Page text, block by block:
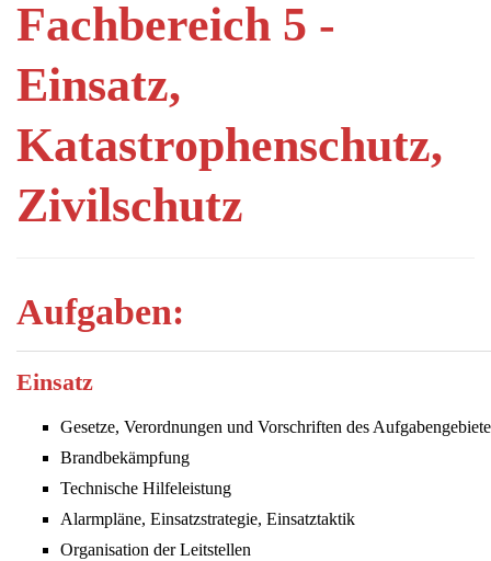
Fachbereich 5 -
Einsatz,
Katastrophenschutz,
Zivilschutz
Aufgaben:
Einsatz
Gesetze, Verordnungen und Vorschriften des
Brandbekämpfung
Technische Hilfeleistung
Alarmpläne, Einsatzstrategie, Einsatztaktik
Organisation der Leitstellen